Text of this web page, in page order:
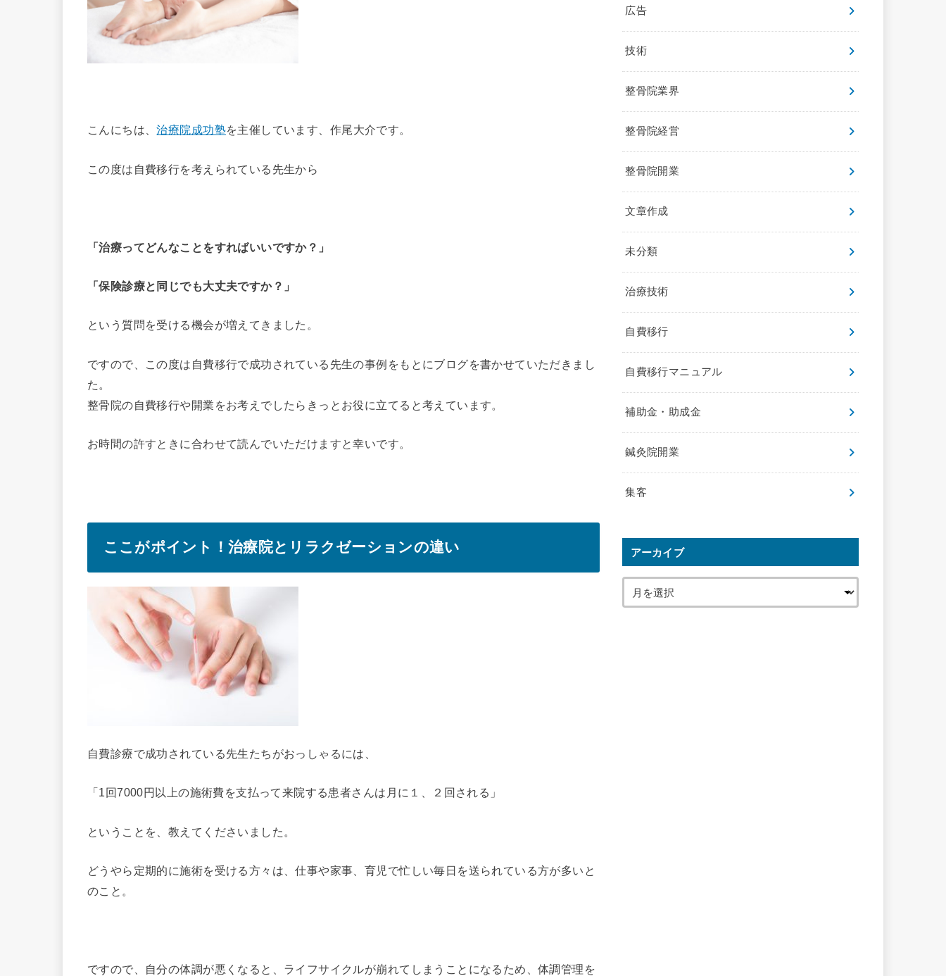
こんにちは、治療院成功塾を主催しています、作尾大介です。
この度は自費移行を考えられている先生から
「治療ってどんなことをすればいいですか？」
「保険診療と同じでも大丈夫ですか？」
という質問を受ける機会が増えてきました。
ですので、この度は自費移行で成功されている先生の事例をもとにブログを書かせていただきまし
た。
整骨院の自費移行や開業をお考えでしたらきっとお役に立てると考えています。
お時間の許すときに合わせて読んでいただけますと幸いです。
ここがポイント！治療院とリラクゼーションの違い
自費診療で成功されている先生たちがおっしゃるには、
「1回7000円以上の施術費を支払って来院する患者さんは月に１、２回される」
ということを、教えてくださいました。
どうやら定期的に施術を受ける方々は、仕事や家事、育児で忙しい毎日を送られている方が多いと
のこと。
ですので、自分の体調が悪くなると、ライフサイクルが崩れてしまうことになるため、体調管理を
広告
技術
整骨院業界
整骨院経営
整骨院開業
文章作成
未分類
治療技術
自費移行
自費移行マニュアル
補助金・助成金
鍼灸院開業
集客
アーカイブ